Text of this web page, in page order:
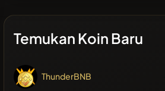
Temukan Koin Baru
ThunderBNB